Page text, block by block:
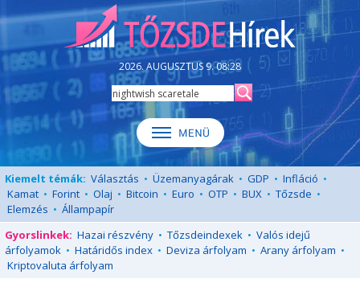
2026. AUGUSZTUS 9. 08:28
Kiemelt témák: Választás • Üzemanyagárak • GDP • Infláció •
Kamat • Forint • Olaj • Bitcoin • Euro • OTP • BUX • Tőzsde •
Elemzés • Állampapír
Gyorslinkek: Hazai részvény • Tőzsdeindexek • Valós idejű
árfolyamok • Határidős index • Deviza árfolyam • Arany árfolyam •
Kriptovaluta árfolyam